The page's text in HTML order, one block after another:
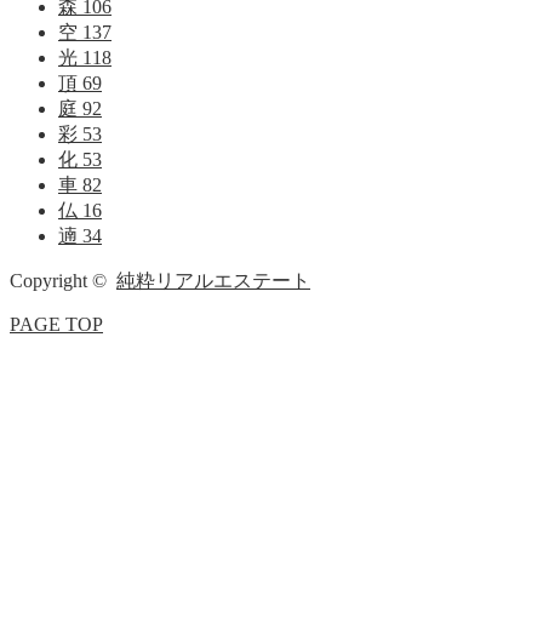
森 106
空 137
光 118
頂 69
庭 92
彩 53
化 53
車 82
仏 16
遖 34
Copyright © 純粋リアルエステート
PAGE TOP